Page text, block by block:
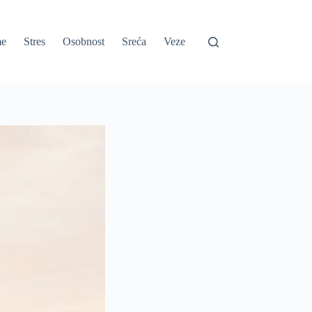
Stres Osobnost Sreća Veze